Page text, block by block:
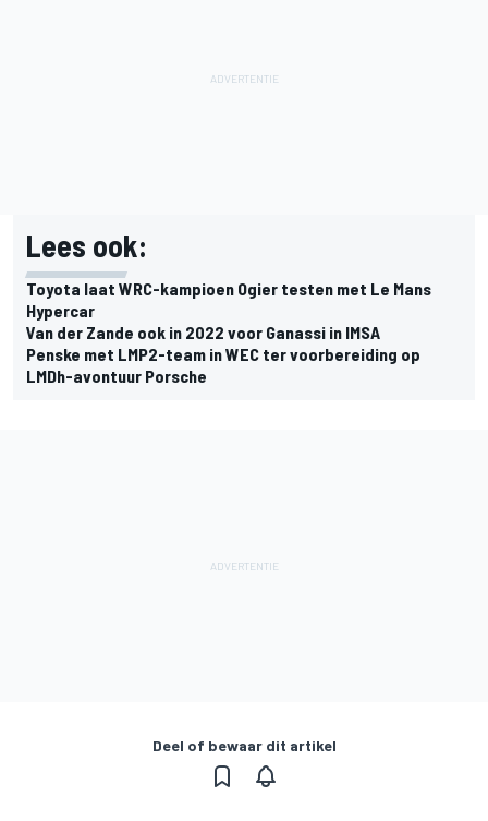
Lees ook:
Toyota laat WRC-kampioen Ogier testen met Le Mans
Hypercar
Van der Zande ook in 2022 voor Ganassi in IMSA
Penske met LMP2-team in WEC ter voorbereiding op
LMDh-avontuur Porsche
Deel of bewaar dit artikel